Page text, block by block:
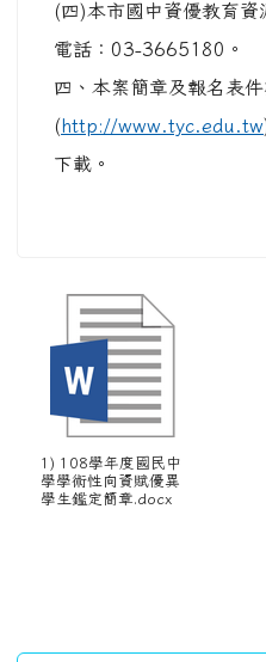
(四)本市國中資優教育
電話：03-3665180。
四、本案簡章及報名表
(http://www.tyc.edu.tw
下載。
1) 108學年度國民中
學學術性向資賦優異
學生鑑定簡章.docx